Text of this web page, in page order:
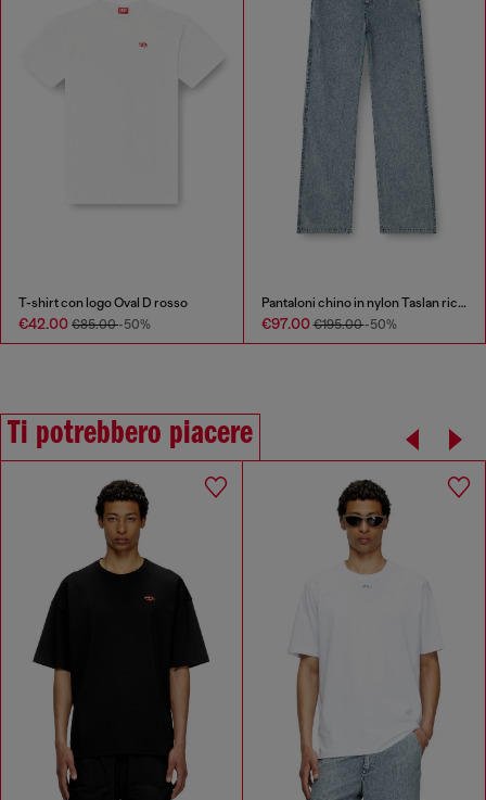
T-shirt con logo Oval D rosso
€42.00 €85.00-50%
Pantaloni chino in nylon Taslan riciclato
€97.00€195.00-50%
Ti potrebbero piacere